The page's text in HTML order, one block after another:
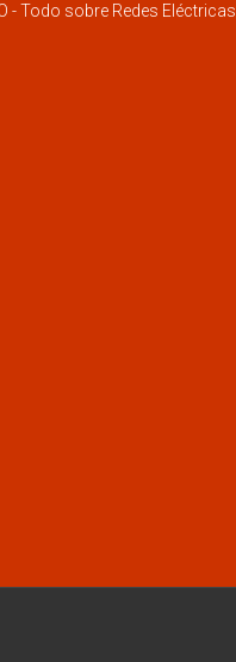
- Todo sobre Redes Eléctricas